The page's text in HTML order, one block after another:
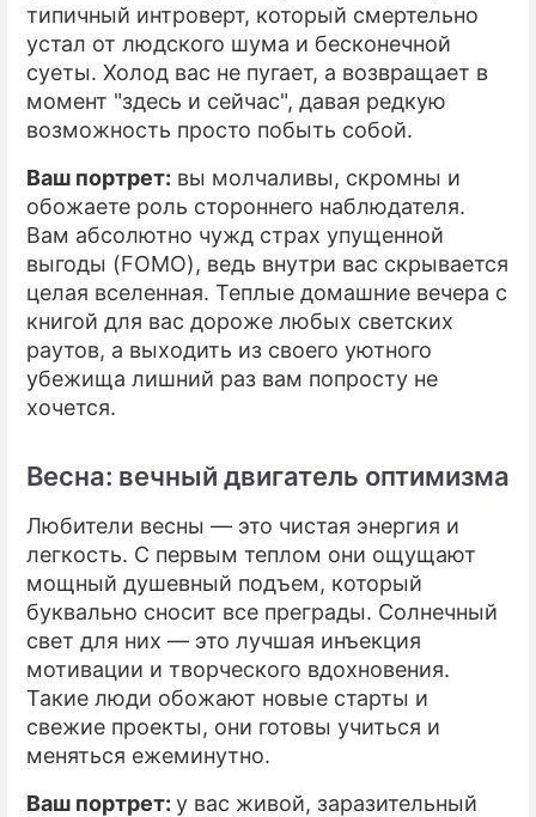
типичный интроверт, который смертельно
устал от людского шума и бесконечной
суеты. Холод вас не пугает, а возвращает в
момент "здесь и сейчас", давая редкую
возможность просто побыть собой.
Ваш портрет: вы молчаливы, скромны и
обожаете роль стороннего наблюдателя.
Вам абсолютно чужд страх упущенной
выгоды (FOMO), ведь внутри вас скрывается
целая вселенная. Теплые домашние вечера с
книгой для вас дороже любых светских
раутов, а выходить из своего уютного
убежища лишний раз вам попросту не
хочется.
Весна: вечный двигатель оптимизма
Любители весны — это чистая энергия и
легкость. С первым теплом они ощущают
мощный душевный подъем, который
буквально сносит все преграды. Солнечный
свет для них — это лучшая инъекция
мотивации и творческого вдохновения.
Такие люди обожают новые старты и
свежие проекты, они готовы учиться и
меняться ежеминутно.
Ваш портрет: у вас живой, заразительный